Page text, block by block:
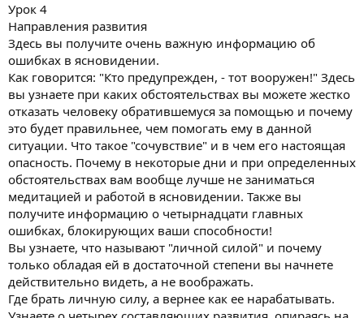
Урок 4
Направления развития
Здесь вы получите очень важную информацию об
ошибках в ясновидении.
Как говорится: "Кто предупрежден, - тот вооружен!" Здесь
вы узнаете при каких обстоятельствах вы можете жестко
отказать человеку обратившемуся за помощью и почему
это будет правильнее, чем помогать ему в данной
ситуации. Что такое "сочувствие" и в чем его настоящая
опасность. Почему в некоторые дни и при определенных
обстоятельствах вам вообще лучше не заниматься
медитацией и работой в ясновидении. Также вы
получите информацию о четырнадцати главных
ошибках, блокирующих ваши способности!
Вы узнаете, что называют "личной силой" и почему
только обладая ей в достаточной степени вы начнете
действительно видеть, а не воображать.
Где брать личную силу, а вернее как ее нарабатывать.